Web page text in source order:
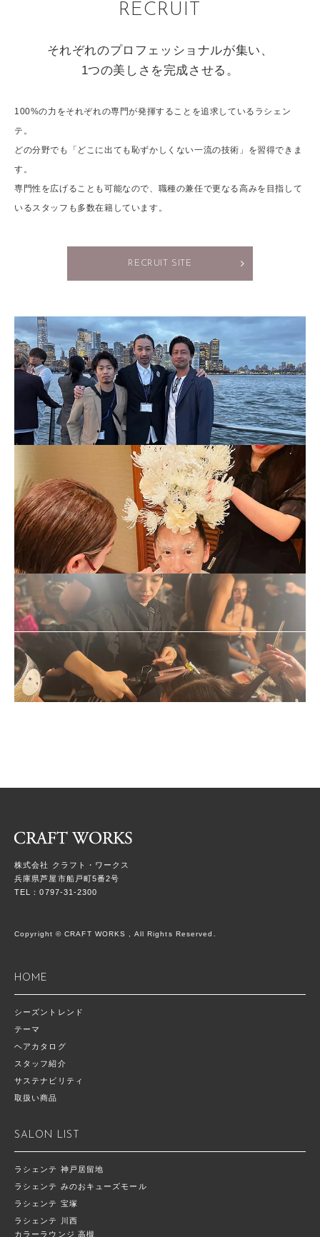
RECRUIT
それぞれのプロフェッショナルが集い、
1つの美しさを完成させる。
100%の力をそれぞれの専門が発揮することを追求しているラシェン
テ。
どの分野でも「どこに出ても恥ずかしくない一流の技術」を習得できま
す。
専門性を広げることも可能なので、職種の兼任で更なる高みを目指して
いるスタッフも多数在籍しています。
RECRUIT SITE
株式会社 クラフト・ワークス
兵庫県芦屋市船戸町5番2号
TEL：0797-31-2300
Copyright © CRAFT WORKS , All Rights Reserved.
HOME
シーズントレンド
テーマ
ヘアカタログ
スタッフ紹介
サステナビリティ
取扱い商品
SALON LIST
ラシェンテ 神戸居留地
ラシェンテ みのおキューズモール
ラシェンテ 宝塚
ラシェンテ 川西
カラーラウンジ 高槻